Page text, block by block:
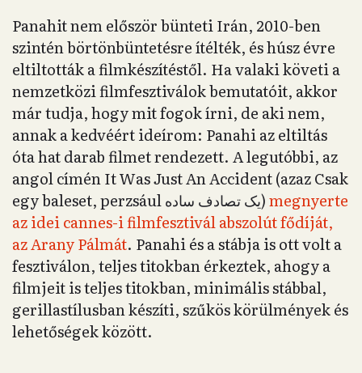
Panahit nem először bünteti Irán, 2010-ben
szintén börtönbüntetésre ítélték, és húsz évre
eltiltották a filmkészítéstől. Ha valaki követi a
nemzetközi filmfesztiválok bemutatóit, akkor
már tudja, hogy mit fogok írni, de aki nem,
annak a kedvéért ideírom: Panahi az eltiltás
óta hat darab filmet rendezett. A legutóbbi, az
angol címén It Was Just An Accident (azaz Csak
egy baleset, perzsául یک تصادف ساده)megnyerte
az idei cannes-i filmfesztivál abszolút fődíját,
az Arany Pálmát. Panahi és a stábja is ott volt a
fesztiválon, teljes titokban érkeztek, ahogy a
filmjeit is teljes titokban, minimális stábbal,
gerillastílusban készíti, szűkös körülmények és
lehetőségek között.